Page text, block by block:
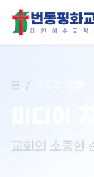
번동평화
대 한 예 수 교 장
홈 /
교회의 소중한